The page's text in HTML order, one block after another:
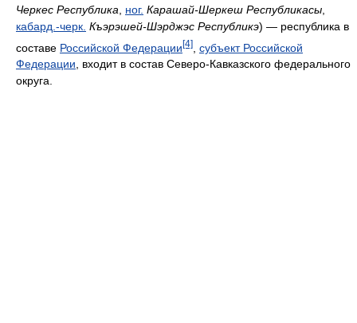
Черкес Республика
ног. Карашай-Шеркеш Республикасы
кабард.-черк. Къэрэшей-Шэрджэс Республикэ) — республика в
составе Российской Федерации[4]
субъект Российской
Федерации, входит в состав Северо-Кавказского федерального
округа.